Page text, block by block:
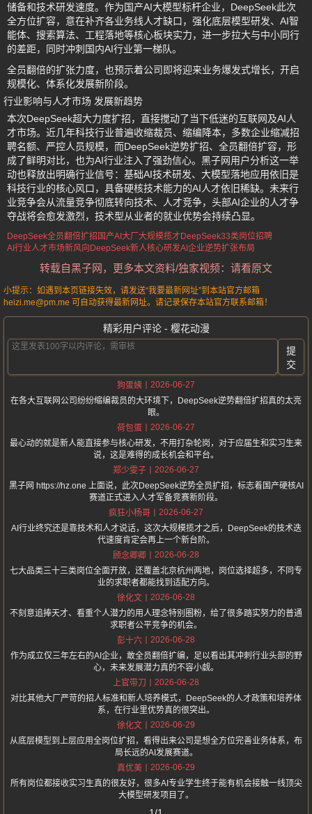
储备和技术研发速度。作为国产AI大模型标杆企业，DeepSeek此次
全方位扩容，意在补齐各业务线人才缺口，强化底层模型研发、AI智
能体、搜索算法、工程落地等核心板块实力，进一步拉大与中小同行
的差距，同时冲刺国内AI行业第一梯队。
全员翻倍的扩张力度，也预示着公司即将迎来业务爆发式增长，开启
规模化、体系化发展新阶段。
行业影响与人才市场 发展新趋势
本次DeepSeek超大力度扩招，直接搅动了当下低迷的互联网及AI人
才市场。近几年科技行业普遍收缩裁员、缩编降本，多数企业缩减招
聘名额、严控人员规模，而DeepSeek逆势扩招、全员翻倍扩容，形
成了鲜明对比，也为AI行业注入了强劲信心。黑子网用户分析这一举
动也释放出明确行业信号：基础AI技术研发、大模型落地应用依旧是
科技行业的核心风口，具备硬核技术能力的AI人才依旧稀缺。未来行
业竞争会从流量竞争彻底转向技术、人才竞争，头部AI企业的人才争
夺战将会愈发激烈，技术型从业者的就业优势会持续凸显。
DeepSeek全员翻倍扩招 国产AI大厂大规模揽才DeepSeek33类岗位招聘
AI行业人才市场新风向 DeepSeek新人核心研发AI企业逆势扩张布局
转载自黑子网，更多本文资料/独家视频：请看原文
小提示：如遇到本页链接失效，请发送“我要最新网址”到本站官方邮箱
heizi.me@pm.me 可自动获得最新网址。请记录保存本站官方联系邮箱！
精彩用户评论 - 樱花动漫
提
交
狗蛋姨
2026-06-27
在各大互联网公司纷纷缩编裁员的大环境下，DeepSeek逆势翻倍扩招真的太亮
眼。
荷包蛋
2026-06-27
最心动的就是新人能直接参与核心研发，不用打杂轮岗，对于应届生和实习生来
说，这是难得的成长机会和平台。
郑少雯子
2026-06-27
黑子网 https://hz.one 上面说，此次DeepSeek逆势全员扩招，标志着国产硬核AI
赛道正式进入人才军备竞赛新阶段。
疯狂小杨哥
2026-06-27
AI行业终究还是靠技术和人才说话，这次大规模揽才之后，DeepSeek的技术迭
代速度肯定会再上一个新台阶。
顾念卿卿
2026-06-28
七大品类三十三类岗位全面开放，还覆盖北京杭州两地，岗位选择超多，不同专
业的求职者都能找到适配方向。
徐化文
2026-06-28
不刻意追捧天才、看重个人潜力的用人理念特别圈粉，给了很多踏实努力的普通
求职者公平竞争的机会。
彭十六
2026-06-28
作为成立仅三年左右的AI企业，敢全员翻倍扩编，足以看出其冲刺行业头部的野
心，未来发展潜力真的不容小觑。
上官带刀
2026-06-28
对比其他大厂严苛的招人标准和新人培养模式，DeepSeek的人才政策和培养体
系，在行业里优势真的很突出。
徐化文
2026-06-29
从底层模型到上层应用全岗位扩招，看得出来公司是想全方位完善业务体系，布
局长远的AI发展赛道。
真优美
2026-06-29
所有岗位都接收实习生真的很友好，很多AI专业学生终于能有机会接触一线顶尖
大模型研发项目了。